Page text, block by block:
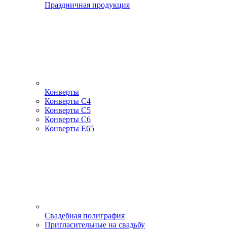
Праздничная продукция
Конверты
Конверты С4
Конверты С5
Конверты С6
Конверты Е65
Свадебная полиграфия
Пригласительные на свадьбу